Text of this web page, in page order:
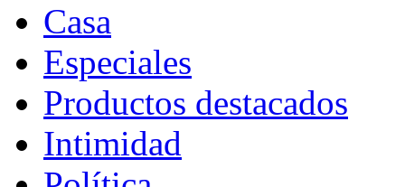
Casa
Especiales
Productos destacados
Intimidad